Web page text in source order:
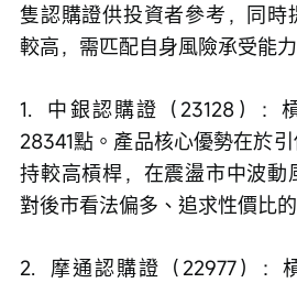
隻認購證供投資者參考，同時
較高，需匹配自身風險承受能力
1.  中銀認購證（23128）：
28341點。產品核心優勢在於
持較高槓桿，在震盪市中波動
對後市看法偏多、追求性價比
2.  摩通認購證（22977）：